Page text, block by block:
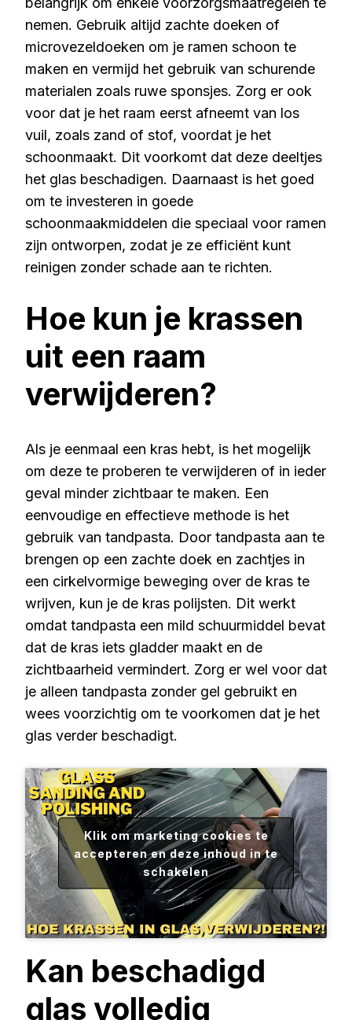
nemen. Gebruik altijd zachte doeken of
microvezeldoeken om je ramen schoon te
maken en vermijd het gebruik van schurende
materialen zoals ruwe sponsjes. Zorg er ook
voor dat je het raam eerst afneemt van los
vuil, zoals zand of stof, voordat je het
schoonmaakt. Dit voorkomt dat deze deeltjes
het glas beschadigen. Daarnaast is het goed
om te investeren in goede
schoonmaakmiddelen die speciaal voor ramen
zijn ontworpen, zodat je ze efficiënt kunt
reinigen zonder schade aan te richten.
Hoe kun je krassen
uit een raam
verwijderen?
Als je eenmaal een kras hebt, is het mogelijk
om deze te proberen te verwijderen of in ieder
geval minder zichtbaar te maken. Een
eenvoudige en effectieve methode is het
gebruik van tandpasta. Door tandpasta aan te
brengen op een zachte doek en zachtjes in
een cirkelvormige beweging over de kras te
wrijven, kun je de kras polijsten. Dit werkt
omdat tandpasta een mild schuurmiddel bevat
dat de kras iets gladder maakt en de
zichtbaarheid vermindert. Zorg er wel voor dat
je alleen tandpasta zonder gel gebruikt en
wees voorzichtig om te voorkomen dat je het
glas verder beschadigt.
Klik om marketing cookies te
accepteren en deze inhoud in te
schakelen
Kan beschadigd
glas volledig